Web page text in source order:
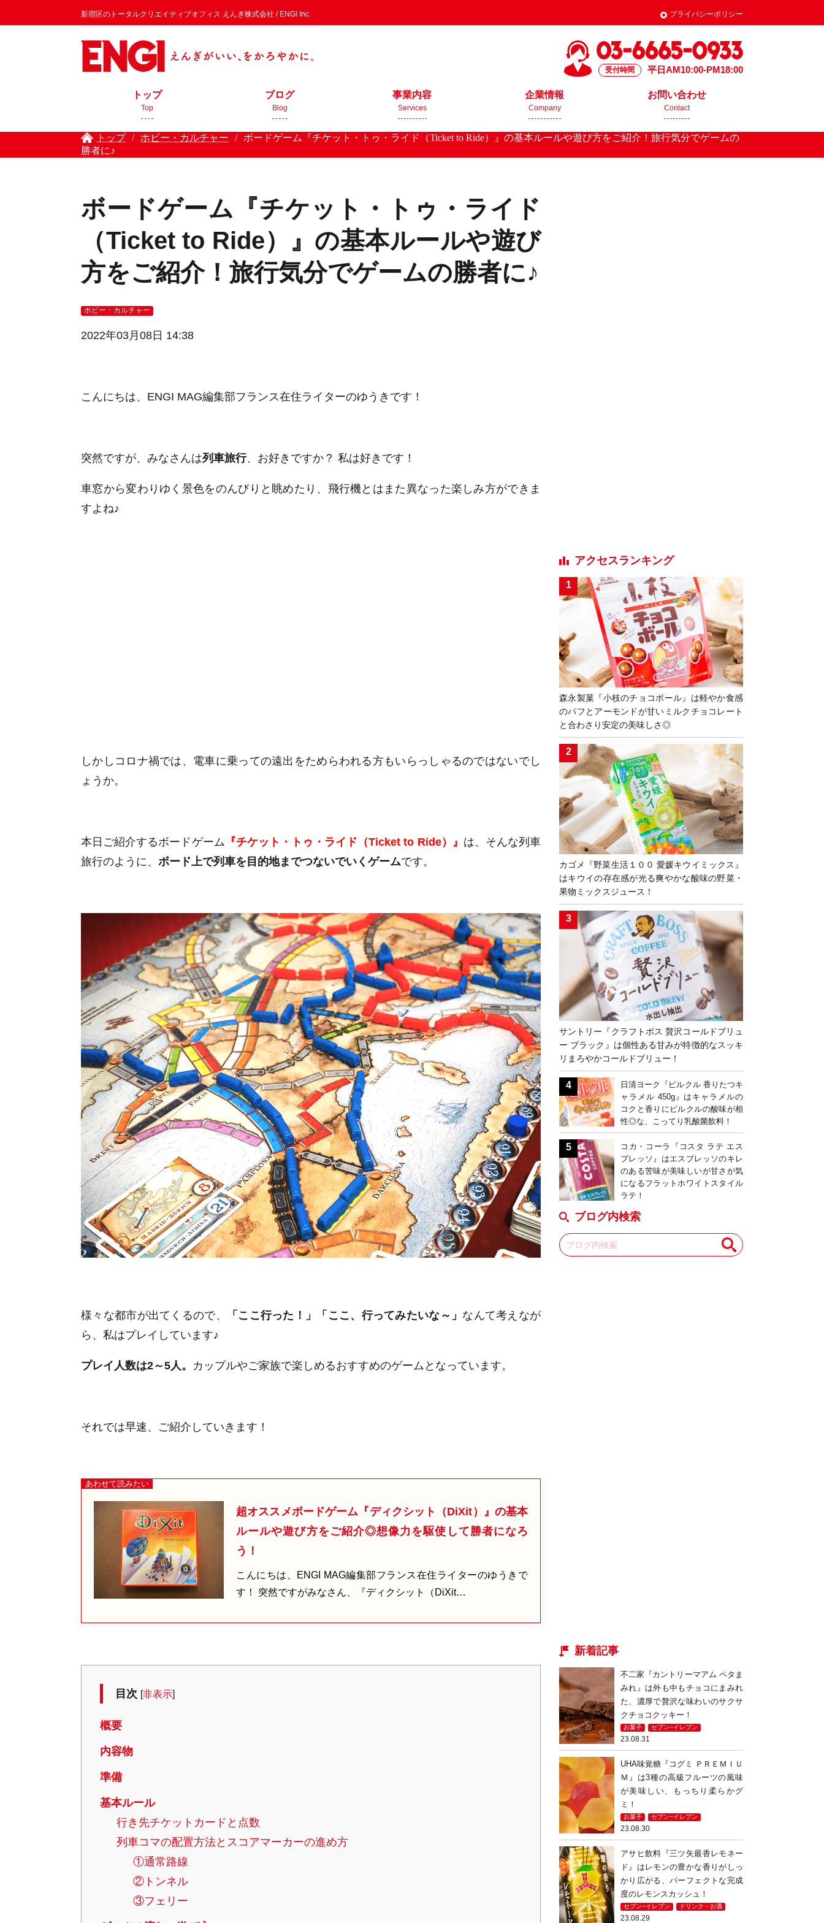
新宿区のトータルクリエイティブオフィス えんぎ株式会社 / ENGI Inc. プライバシーポリシー
受付時間 平日AM10:00-PM18:00
トップ
Top
ブログ
Blog
事業内容
Services
企業情報
Company
お問い合わせ
Contact
トップ / ホビー・カルチャー /
ボードゲーム『チケット・トゥ・ライド（Ticket to Ride）』の基本ルールや遊び方をご紹介！旅行気分でゲームの
勝者に♪
ボードゲーム『チケット・トゥ・ライド
（Ticket to Ride）』の基本ルールや遊び
方をご紹介！旅行気分でゲームの勝者に♪
ホビー・カルチャー
2022年03月08日 14:38
こんにちは、 ENGI MAG編集部フランス在住ライターのゆうきです！
突然ですが、みなさんは列車旅行、お好きですか？ 私は好きです！
車窓から変わりゆく景色をのんびりと眺めたり、飛行機とはまた異なった楽しみ方ができま
すよね♪
しかしコロナ禍では、電車に乗っての遠出をためらわれる方もいらっしゃるのではないでし
ょうか。
本日ご紹介するボードゲーム 『チケット・トゥ・ライド（Ticket to Ride）』 は、そんな列車
旅行のように、 ボード上で列車を目的地までつないでいくゲームです。
様々な都市が出てくるので、 「ここ行った！」「ここ、行ってみたいな～」 なんて考えなが
ら、私はプレイしています♪
プレイ人数は2～5人。 カップルやご家族で楽しめるおすすめのゲームとなっています。
それでは早速、ご紹介していきます！
超オススメボードゲーム『ディクシット（DiXit）』の基本
ルールや遊び方をご紹介◎想像力を駆使して勝者になろ
う！
こんにちは、ENGI MAG編集部フランス在住ライターのゆうきで
す！ 突然ですがみなさん、『ディクシット（DiXit…
目次 [非表示]
概要
内容物
準備
基本ルール
行き先チケットカードと点数
列車コマの配置方法とスコアマーカーの進め方
①通常路線
②トンネル
③フェリー
アクセスランキング
森永製菓『小枝のチョコボール』は軽やか食感
のパフとアーモンドが甘いミルクチョコレート
と合わさり安定の美味しさ◎
カゴメ『野菜生活１００ 愛媛キウイミックス』
はキウイの存在感が光る爽やかな酸味の野菜・
果物ミックスジュース！
サントリー『クラフトボス 贅沢コールドブリュ
ー ブラック』は個性ある甘みが特徴的なスッキ
リまろやかコールドブリュー！
日清ヨーク『ピルクル 香りたつキ
ャラメル 450g』はキャラメルの
コクと香りにピルクルの酸味が相
性◎な、こってり乳酸菌飲料！
コカ・コーラ『コスタ ラテ エス
プレッソ』はエスプレッソのキレ
のある苦味が美味しいが甘さが気
になるフラットホワイトスタイル
ラテ！
ブログ内検索
新着記事
不二家『カントリーマアム ペタま
みれ』は外も中もチョコにまみれ
た、濃厚で贅沢な味わいのサクサ
クチョコクッキー！
お菓子 セブン−イレブン
23.08.31
UHA味覚糖『コグミ ＰＲＥＭＩＵ
Ｍ』は3種の高級フルーツの風味
が美味しい、もっちり柔らかグ
ミ！
お菓子 セブン−イレブン
23.08.30
アサヒ飲料『三ツ矢最香レモネー
ド』はレモンの豊かな香りがしっ
かり広がる、パーフェクトな完成
度のレモンスカッシュ！
セブン−イレブン ドリンク・お酒
23.08.29